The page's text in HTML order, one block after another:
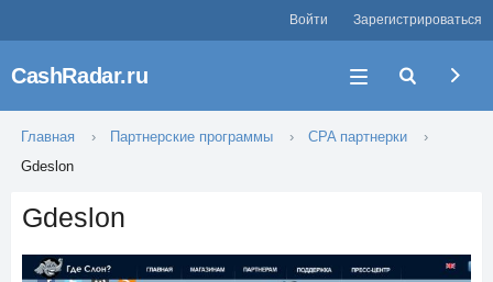
Войти Зарегистрироваться
CashRadar.ru
Главная Партнерские программы
CPA партнерки
Gdeslon
Gdeslon